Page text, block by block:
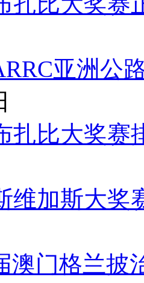
亚洲公
扎比大奖
维加斯大
澳门格兰披